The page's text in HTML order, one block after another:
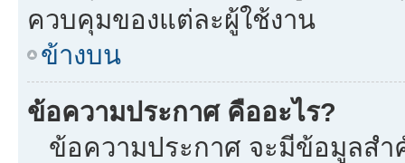
ควบคุมของแต่ละผู้ใช้งาน
ข้างบน
ข้อความประกาศ คืออะไร?
ข้อความประกาศ จะมีข้อมูลส